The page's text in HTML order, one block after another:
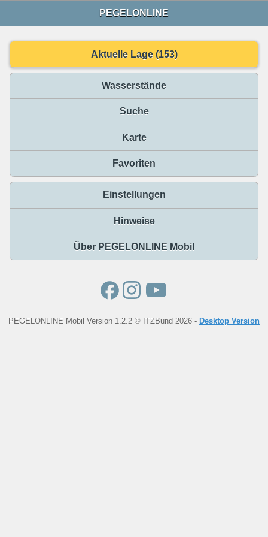
PEGELONLINE
Aktuelle Lage (153)
Wasserstände
Suche
Karte
Favoriten
Einstellungen
Hinweise
Über PEGELONLINE Mobil
PEGELONLINE Mobil Version 1.2.2 © ITZBund 2026 - Desktop Version